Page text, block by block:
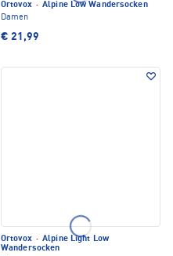
Ortovox · Alpine Low Wandersocken
Damen
€ 21,99
Ortovox · Alpine Light Low
Wandersocken